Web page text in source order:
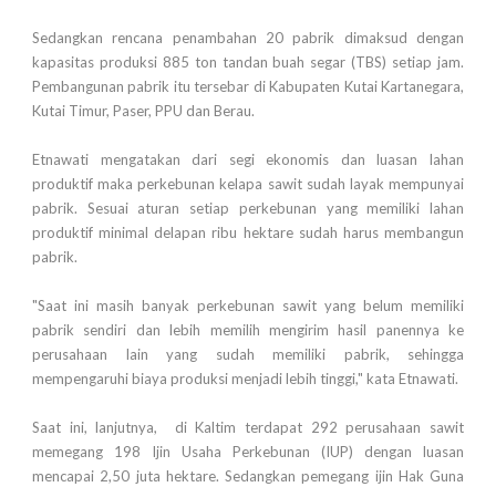
Sedangkan rencana penambahan 20 pabrik dimaksud dengan
kapasitas produksi 885 ton tandan buah segar (TBS) setiap jam.
Pembangunan pabrik itu tersebar di Kabupaten Kutai Kartanegara,
Kutai Timur, Paser, PPU dan Berau.
Etnawati mengatakan dari segi ekonomis dan luasan lahan
produktif maka perkebunan kelapa sawit sudah layak mempunyai
pabrik. Sesuai aturan setiap perkebunan yang memiliki lahan
produktif minimal delapan ribu hektare sudah harus membangun
pabrik.
"Saat ini masih banyak perkebunan sawit yang belum memiliki
pabrik sendiri dan lebih memilih mengirim hasil panennya ke
perusahaan lain yang sudah memiliki pabrik, sehingga
mempengaruhi biaya produksi menjadi lebih tinggi," kata Etnawati.
Saat ini, lanjutnya,
di Kaltim terdapat 292 perusahaan sawit
memegang 198 Ijin Usaha Perkebunan (IUP) dengan luasan
mencapai 2,50 juta hektare. Sedangkan pemegang ijin Hak Guna